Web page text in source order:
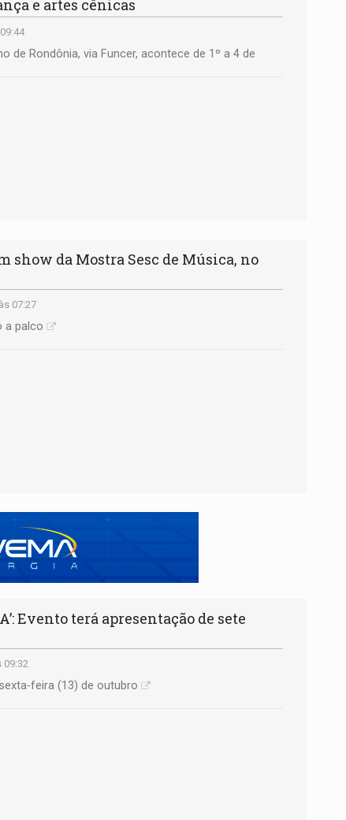
e artes cênicas
de Rondônia, via Funcer, acontece de 1º a 4 de
show da Mostra Sesc de Música, no
07:27
a palco
Evento terá apresentação de sete
09:32
feira (13) de outubro